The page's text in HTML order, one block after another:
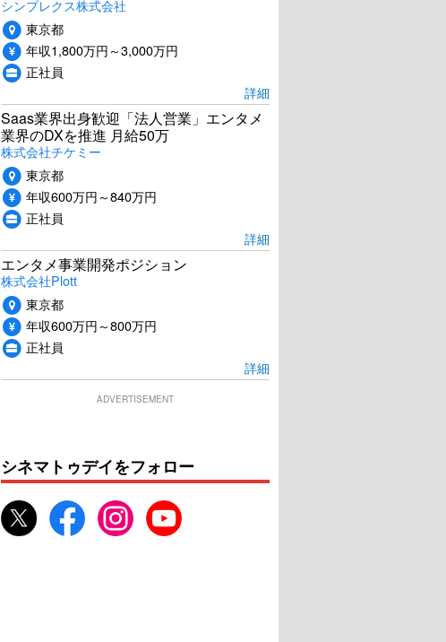
シンプレクス株式会社
東京都
年収1,800万円～3,000万円
正社員
詳細
Saas業界出身歓迎「法人営業」エンタメ
業界のDXを推進 月給50万
株式会社チケミー
東京都
年収600万円～840万円
正社員
詳細
エンタメ事業開発ポジション
株式会社Plott
東京都
年収600万円～800万円
正社員
詳細
ADVERTISEMENT
シネマトゥデイをフォロー